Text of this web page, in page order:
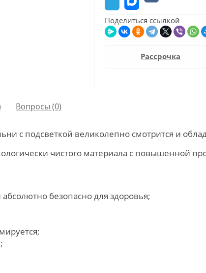
Поделиться ссылкой
Рассрочка
Вопросы (0)
с подсветкой великолепно смотрится и
чистого материала с повышенной
безопасно для здоровья;